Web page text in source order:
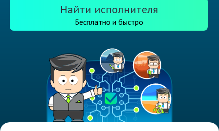
Найти исполнителя
Бесплатно и быстро